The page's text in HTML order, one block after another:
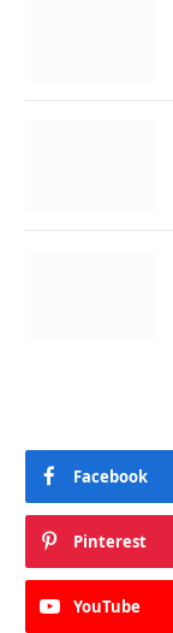
Facebook
Pinterest
YouTube